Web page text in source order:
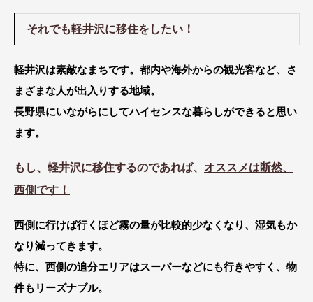
それでも軽井沢に移住をしたい！
軽井沢は素敵なまちです。都内や海外からの観光客など、さ
まざまな人が出入りする地域。
長野県にいながらにしてハイセンスな暮らしができると思い
ます。
もし、軽井沢に移住するのであれば、 オススメは断然、
西側です！
西側に行けば行くほど霧の量が比較的少なくなり、湿気もか
なり減ってきます。
特に、西側の追分エリアはスーパーなどにも行きやすく、物
件もリーズナブル。